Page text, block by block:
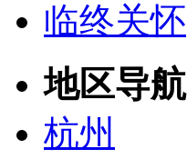
临终关怀
地区导航
杭州